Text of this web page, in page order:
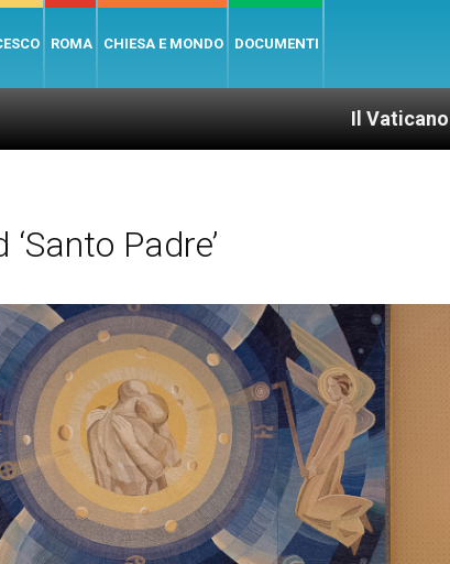
ROMA CHIESA E MONDO DOCUMENTI
Il Vaticano offre 20 punti
Padre’